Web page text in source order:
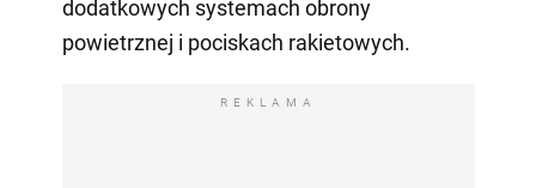
dodatkowych systemach obrony
powietrznej i pociskach rakietowych.
REKLAMA